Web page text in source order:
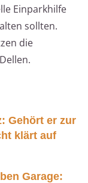
Einparkhilfe
sollten.
die
Gehört er zur
klärt auf
Garage: